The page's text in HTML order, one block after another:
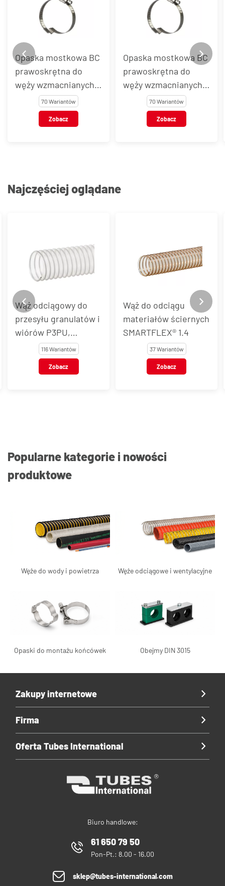
Opaska mostkowa BC
prawoskrętna do
węży wzmacnianych
spiralą, stal AISI 430
70 Wariantów
Zobacz
Opaska mostkowa BC
prawoskrętna do
węży wzmacnianych
spiralą, stal AISI 304
70 Wariantów
Zobacz
Najczęściej oglądane
Wąż odciągowy do
przesyłu granulatów i
wiórów P3PU,
P3PUAS, P3PUEL
116 Wariantów
Zobacz
Wąż do odciągu
materiałów ściernych
SMARTFLEX® 1.4
37 Wariantów
Zobacz
Popularne kategorie i nowości
produktowe
Węże do wody i powietrza Węże odciągowe i wentylacyjne
Opaski do montażu końcówek Obejmy DIN 3015
Biuro handlowe:
61 650 79 50
Pon-Pt.: 8.00 - 16.00
sklep@tubes-international.com
Zakupy internetowe
Firma
Oferta Tubes International